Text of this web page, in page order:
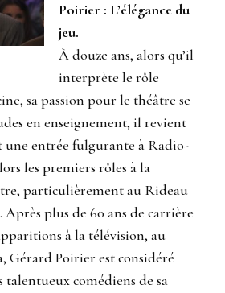
Poirier : L’élégance du
jeu.
À douze ans, alors qu’il
interprète le rôle
sa passion pour le théâtre se
en enseignement, il revient
une entrée fulgurante à Radio-
les premiers rôles à la
particulièrement au Rideau
Après plus de 60 ans de carrière
à la télévision, au
Gérard Poirier est considéré
talentueux comédiens de sa